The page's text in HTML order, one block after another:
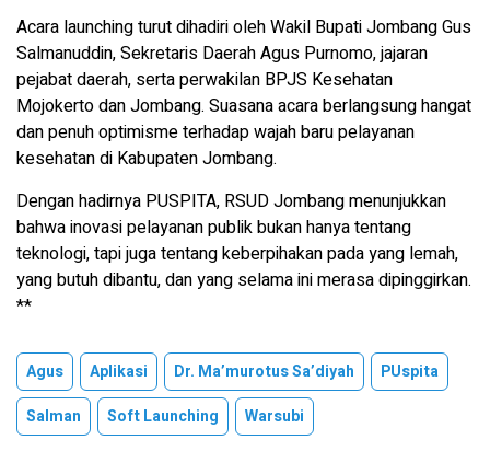
Acara launching turut dihadiri oleh Wakil Bupati Jombang Gus
Salmanuddin, Sekretaris Daerah Agus Purnomo, jajaran
pejabat daerah, serta perwakilan BPJS Kesehatan
Mojokerto dan Jombang. Suasana acara berlangsung hangat
dan penuh optimisme terhadap wajah baru pelayanan
kesehatan di Kabupaten Jombang.
Dengan hadirnya PUSPITA, RSUD Jombang menunjukkan
bahwa inovasi pelayanan publik bukan hanya tentang
teknologi, tapi juga tentang keberpihakan pada yang lemah,
yang butuh dibantu, dan yang selama ini merasa dipinggirkan.
**
Agus Aplikasi Dr. Ma’murotus Sa’diyah
PUspita
Salman
Soft Launching Warsubi